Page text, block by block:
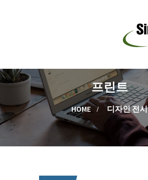
프린트
HOME 디자인 전시